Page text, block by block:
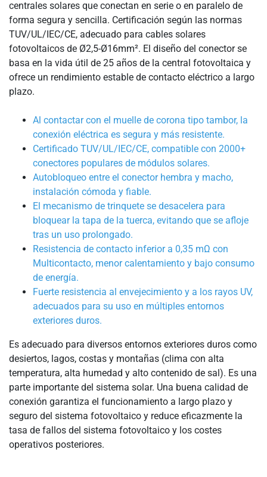
centrales solares que conectan en serie o en paralelo de
forma segura y sencilla. Certificación según las normas
TUV/UL/IEC/CE, adecuado para cables solares
fotovoltaicos de Ø2,5-Ø16mm². El diseño del conector se
basa en la vida útil de 25 años de la central fotovoltaica y
ofrece un rendimiento estable de contacto eléctrico a largo
plazo.
Al contactar con el muelle de corona tipo tambor, la
conexión eléctrica es segura y más resistente.
Certificado TUV/UL/IEC/CE, compatible con 2000+
conectores populares de módulos solares.
Autobloqueo entre el conector hembra y macho,
instalación cómoda y fiable.
El mecanismo de trinquete se desacelera para
bloquear la tapa de la tuerca, evitando que se afloje
tras un uso prolongado.
Resistencia de contacto inferior a 0,35 mΩ con
Multicontacto, menor calentamiento y bajo consumo
de energía.
Fuerte resistencia al envejecimiento y a los rayos UV,
adecuados para su uso en múltiples entornos
exteriores duros.
Es adecuado para diversos entornos exteriores duros como
desiertos, lagos, costas y montañas (clima con alta
temperatura, alta humedad y alto contenido de sal). Es una
parte importante del sistema solar. Una buena calidad de
conexión garantiza el funcionamiento a largo plazo y
seguro del sistema fotovoltaico y reduce eficazmente la
tasa de fallos del sistema fotovoltaico y los costes
operativos posteriores.